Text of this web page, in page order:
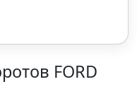
FORD